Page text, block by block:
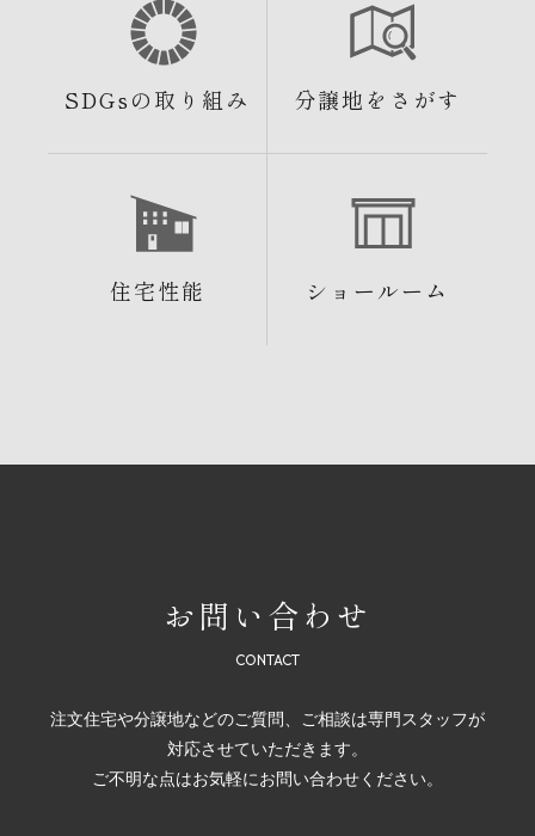
SDGsの取り組み 分譲地をさがす
住宅性能 ショールーム
お問い合わせ
注文住宅や分譲地などのご質問、ご相談は専門スタッフが
対応させていただきます。
ご不明な点はお気軽にお問い合わせください。